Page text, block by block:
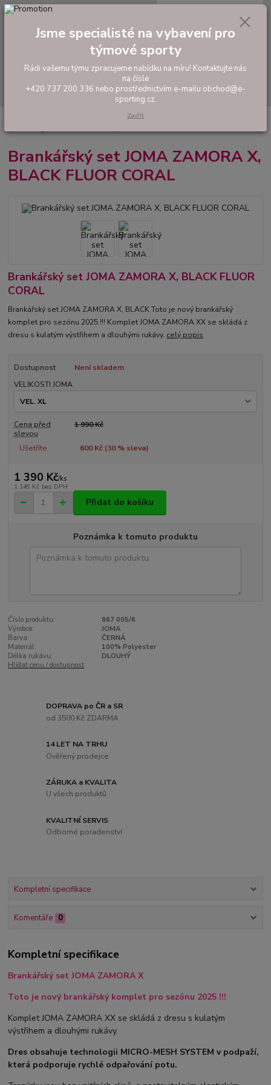
Hledat
tel: +420 737 200 336
0,00 Kč
Fotbaloví brankáři
Brankářský set JOMA ZAMORA X, BLACK FLUOR CORAL
Brankářský set JOMA ZAMORA X,
BLACK FLUOR CORAL
Brankářský set JOMA ZAMORA X, BLACK FLUOR
CORAL
Brankářský set JOMA ZAMORA X, BLACK Toto je nový brankářský
komplet pro sezónu 2025 !!! Komplet JOMA ZAMORA XX se skládá z
dresu s kulatým výstřihem a dlouhými rukávy. celý popis
Dostupnost
Není skladem
VELIKOSTI JOMA
Cena před
slevou
1 990 Kč
Ušetříte 600 Kč (30% sleva)
1 390 Kč/ks
1 149 Kč bez DPH
Přidat do košíku
Poznámka k tomuto produktu
Číslo produktu:
867 005/6
Výrobce:
JOMA
Barva:
ČERNÁ
Materiál:
100% Polyester
Délka rukávu:
DLOUHÝ
Hlídat cenu / dostupnost
DOPRAVA po ČR a SR
od 3500 Kč ZDARMA
14 LET NA TRHU
Ověřený prodejce
ZÁRUKA a KVALITA
U všech produktů
KVALITNÍ SERVIS
Odborné poradenství
Kompletní specifikace
Komentáře 0
Kompletní specifikace
Brankářský set JOMA ZAMORA X
Toto je nový brankářský komplet pro sezónu 2025 !!!
Komplet JOMA ZAMORA XX se skládá z dresu s kulatým
výstřihem a dlouhými rukávy.
Dres obsahuje technologii MICRO-MESH SYSTEM v podpaží,
která podporuje rychlé odpařování potu.
Jsme specialisté na vybavení pro
týmové sporty
Rádi vašemu týmu zpracujeme nabídku na míru! Kontaktujte nás
na čísle
+420 737 200 336 nebo prostřednictvím e-mailu obchod@e-
sporting.cz.
Zavřít